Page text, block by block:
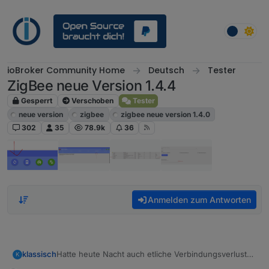
ioBroker Community Home Deutsch Tester
ZigBee neue Version 1.4.4
Gesperrt Verschoben
Tester
neue version
zigbee
zigbee neue version 1.4.0
302
35 78.9k 36
Anmelden zum Antworten
K klassischHatte heute Nacht auch etliche Verbindungsverluste